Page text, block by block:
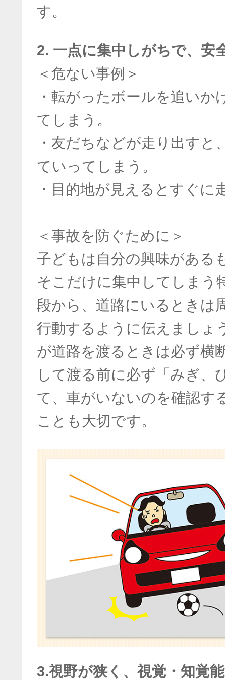
す。
2. 一点に集中しがちで、安
＜危ない事例＞
・転がったボールを追いか
てしまう。
・友だちなどが走り出すと
ていってしまう。
・目的地が見えるとすぐに
＜事故を防ぐために＞
子どもは自分の興味がある
そこだけに集中してしまう
段から、道路にいるときは
行動するように伝えましょ
が道路を渡るときは必ず横
して渡る前に必ず「みぎ、
て、車がいないのを確認す
ことも大切です。
3.視野が狭く、視覚・知覚